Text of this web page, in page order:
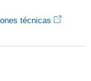
técnicas